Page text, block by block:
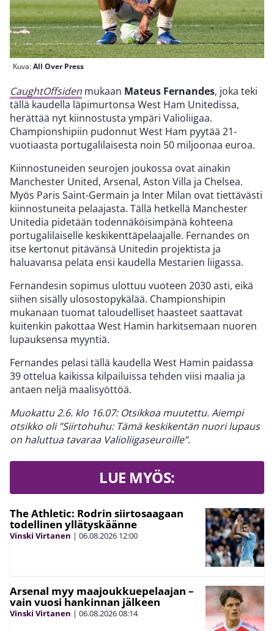
Kuva:All Over Press
CaughtOffsiden mukaan Mateus Fernandes, joka teki
tällä kaudella läpimurtonsa West Ham Unitedissa,
herättää nyt kiinnostusta ympäri Valioliigaa.
Championshipiin pudonnut West Ham pyytää 21-
vuotiaasta portugalilaisesta noin 50 miljoonaa euroa.
Kiinnostuneiden seurojen joukossa ovat ainakin
Manchester United, Arsenal, Aston Villa ja Chelsea.
Myös Paris Saint-Germain ja Inter Milan ovat tiettävästi
kiinnostuneita pelaajasta. Tällä hetkellä Manchester
Unitedia pidetään todennäköisimpänä kohteena
portugalilaiselle keskikenttäpelaajalle. Fernandes on
itse kertonut pitävänsä Unitedin projektista ja
haluavansa pelata ensi kaudella Mestarien liigassa.
Fernandesin sopimus ulottuu vuoteen 2030 asti, eikä
siihen sisälly ulosostopykälää. Championshipin
mukanaan tuomat taloudelliset haasteet saattavat
kuitenkin pakottaa West Hamin harkitsemaan nuoren
lupauksensa myyntiä.
Fernandes pelasi tällä kaudella West Hamin paidassa
39 ottelua kaikissa kilpailuissa tehden viisi maalia ja
antaen neljä maalisyöttöä.
Muokattu 2.6. klo 16.07: Otsikkoa muutettu. Aiempi
otsikko oli ”Siirtohuhu: Tämä keskikentän nuori lupaus
on haluttua tavaraa Valioliigaseuroille”.
LUE MYÖS:
The Athletic: Rodrin siirtosaagaan
todellinen yllätyskäänne
Vinski Virtanen | 06.08.2026 12:00
Arsenal myy maajoukkuepelaajan –
vain vuosi hankinnan jälkeen
Vinski Virtanen | 06.08.202608:14